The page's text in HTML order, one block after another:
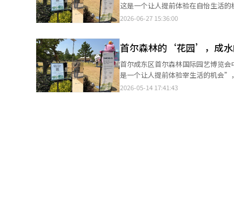
国品牌的快闪店及品牌合作咨询持
口。业内预计，随着中国消费品牌国
闪店的核心目的从单纯的增加销量
的沟通桥梁，同时也为品牌的市场推广和产品销售提供
豆等多元内容产业，乃至游戏、金融等领域也纷纷
Sweet”、aespa“Armageddon:
的快闪店，销售限量版周边等爱豆衍生品，为广大追
卡。《眼泪女王》和《背着善宰逃
王》主题快闪店开设期间，凭借丰
这是一个让人提前体验在自怡生活的
表示：“过去建筑公司的宣传馆给人
宣传，而是提前体验未来的居住。
2026-06-27 15:36:00
首尔森林的‘花园’，成
首尔成东区首尔森林国际园艺博览会中GS建设的‘花园宰’入
是一个让人提前体验宰生活的机会”，“宰希
公司的宣传馆给人一种是父母那一
2026-05-14 17:41:43